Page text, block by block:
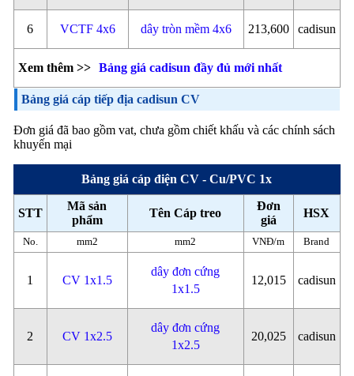
6 VCTF 4x6 dây tròn mềm 4x6 213,600 cadisun
Xem thêm >> Bảng giá cadisun đầy đủ mới nhất
Bảng giá cáp tiếp địa cadisun CV
Đơn giá đã bao gồm vat, chưa gồm chiết khấu và các chính sách
khuyến mại
Bảng giá cáp điện CV - Cu/PVC 1x
STT
Mã sản
phẩm
Tên Cáp treo
Đơn
giá
HSX
No. mm2 mm2 VNĐ/m Brand
1 CV 1x1.5
dây đơn cứng
1x1.5
12,015 cadisun
2 CV 1x2.5
dây đơn cứng
1x2.5
20,025 cadisun